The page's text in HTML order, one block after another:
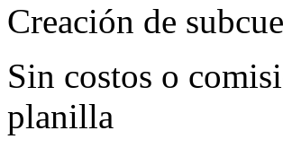
Creación de
Sin costos o
planilla